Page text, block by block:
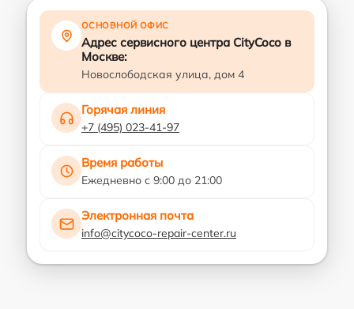
ОСНОВНОЙ ОФИС
Адрес сервисного центра CityCoco в
Москве:
Новослободская улица, дом 4
Горячая линия
+7 (495) 023-41-97
Время работы
Ежедневно с 9:00 до 21:00
Электронная почта
info@citycoco-repair-center.ru